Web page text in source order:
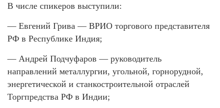
В числе спикеров выступили:
— Евгений Грива — ВРИО торгового представителя
РФ в Республике Индия;
— Андрей Подчуфаров — руководитель
направлений металлургии, угольной, горнорудной,
энергетической и станкостроительной отраслей
Торгпредства РФ в Индии;